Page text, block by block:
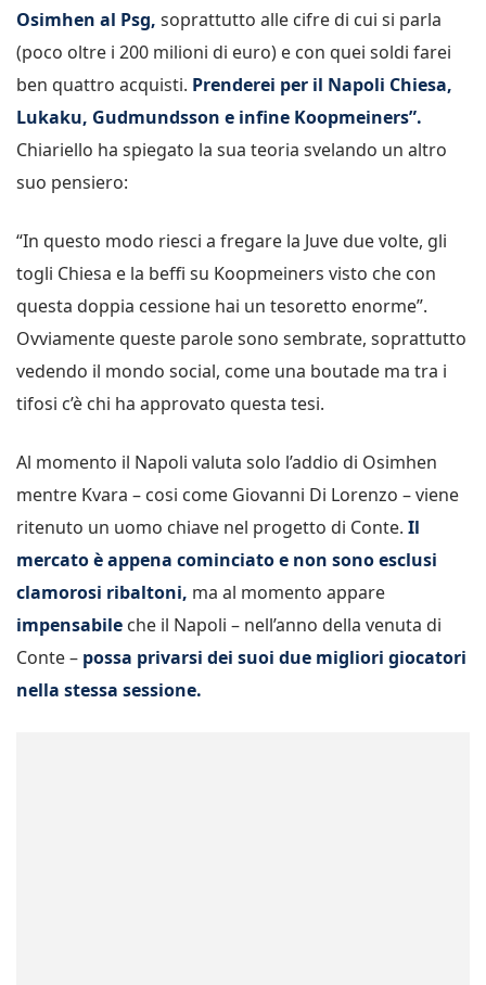
Osimhen al Psg, soprattutto alle cifre di cui si parla
(poco oltre i 200 milioni di euro) e con quei soldi farei
ben quattro acquisti. Prenderei per il Napoli Chiesa,
Lukaku, Gudmundsson e infine Koopmeiners”.
Chiariello ha spiegato la sua teoria svelando un altro
suo pensiero:
“In questo modo riesci a fregare la Juve due volte, gli
togli Chiesa e la beffi su Koopmeiners visto che con
questa doppia cessione hai un tesoretto enorme”.
Ovviamente queste parole sono sembrate, soprattutto
vedendo il mondo social, come una boutade ma tra i
tifosi c’è chi ha approvato questa tesi.
Al momento il Napoli valuta solo l’addio di Osimhen
mentre Kvara – cosi come Giovanni Di Lorenzo – viene
ritenuto un uomo chiave nel progetto di Conte. Il
mercato è appena cominciato e non sono esclusi
clamorosi ribaltoni, ma al momento appare
impensabile che il Napoli – nell’anno della venuta di
Conte – possa privarsi dei suoi due migliori giocatori
nella stessa sessione.